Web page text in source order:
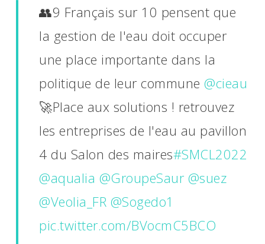
👥9 Français sur 10 pensent que
la gestion de l'eau doit occuper
une place importante dans la
politique de leur commune@cieau
🚀Place aux solutions ! retrouvez
les entreprises de l'eau au pavillon
4 du Salon des maires#SMCL2022
@aqualia @GroupeSaur @suez
@Veolia_FR @Sogedo1
pic.twitter.com/BVocmC5BCO